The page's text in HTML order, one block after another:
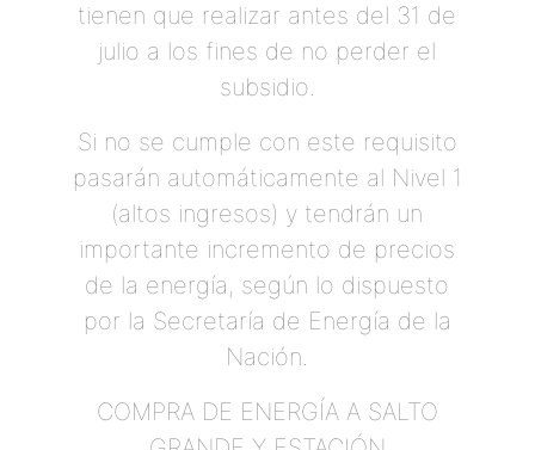
tienen que realizar antes del 31 de
julio a los fines de no perder el
subsidio.
Si no se cumple con este requisito
pasarán automáticamente al Nivel 1
(altos ingresos) y tendrán un
importante incremento de precios
de la energía, según lo dispuesto
por la Secretaría de Energía de la
Nación.
COMPRA DE ENERGÍA A SALTO